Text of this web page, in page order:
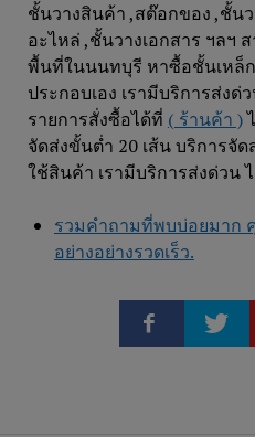
ชั้นวางสินค้า ,สต๊อกของ ,ชั้น
อะไหล่ ,ชั้นวางเอกสาร ฯลฯ
พื้นที่ในนนทบุรี หาซื้อชั้นเหล็
ประกอบเอง เรามีบริการส่ง
รายการสั่งซื้อได้ที่ ( ร้านค้า )
จัดส่งขั้นต่ำ 20 เส้น บริการจั
ใช้สินค้า เรามีบริการส่งด่วน
รวมคำถามที่พบบ่อยมาก
อย่างอย่างรวดเร็ว.